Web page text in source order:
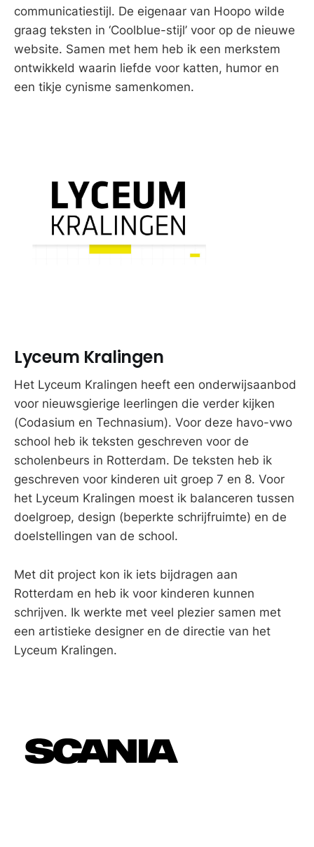
communicatiestijl. De eigenaar van Hoopo wilde
graag teksten in ‘Coolblue-stijl’ voor op de nieuwe
website. Samen met hem heb ik een merkstem
ontwikkeld waarin liefde voor katten, humor en
een tikje cynisme samenkomen.
Lyceum Kralingen
Het Lyceum Kralingen heeft een onderwijsaanbod
voor nieuwsgierige leerlingen die verder kijken
(Codasium en Technasium). Voor deze havo-vwo
school heb ik teksten geschreven voor de
scholenbeurs in Rotterdam. De teksten heb ik
geschreven voor kinderen uit groep 7 en 8. Voor
het Lyceum Kralingen moest ik balanceren tussen
doelgroep, design (beperkte schrijfruimte) en de
doelstellingen van de school.
Met dit project kon ik iets bijdragen aan
Rotterdam en heb ik voor kinderen kunnen
schrijven. Ik werkte met veel plezier samen met
een artistieke designer en de directie van het
Lyceum Kralingen.